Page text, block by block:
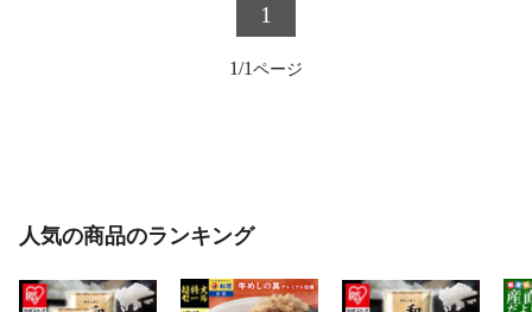
1
1/1
人気の商品のランキング